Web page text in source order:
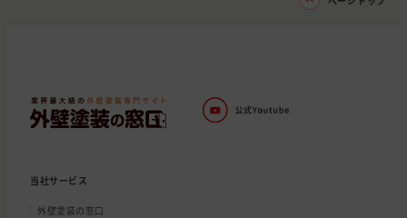
当社サービス
外壁塗装の窓口